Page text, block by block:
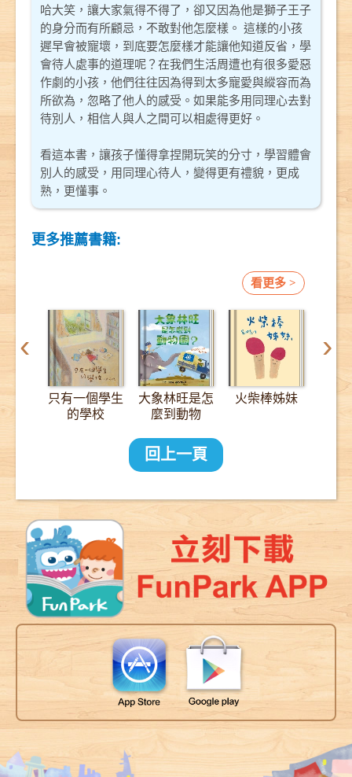
哈大笑，讓大家氣得不得了，卻又因為他是獅子王子
的身分而有所顧忌，不敢對他怎麼樣。 這樣的小孩
遲早會被寵壞，到底要怎麼樣才能讓他知道反省，學
會待人處事的道理呢？在我們生活周遭也有很多愛惡
作劇的小孩，他們往往因為得到太多寵愛與縱容而為
所欲為，忽略了他人的感受。如果能多用同理心去對
待別人，相信人與人之間可以相處得更好。
看這本書，讓孩子懂得拿捏開玩笑的分寸，學習體會
別人的感受，用同理心待人，變得更有禮貌，更成
熟，更懂事。
更多推薦書籍:
看更多 >
‹ ›
只有一個學生
的學校
大象林旺是怎
麼到動物
2000公里的
長征
火柴棒姊妹
回上一頁